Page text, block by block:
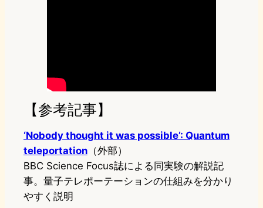
【参考記事】
‘Nobody thought it was possible’: Quantum
teleportation （外部）
BBC Science Focus誌による同実験の解説記
事。量子テレポーテーションの仕組みを分かり
やすく説明